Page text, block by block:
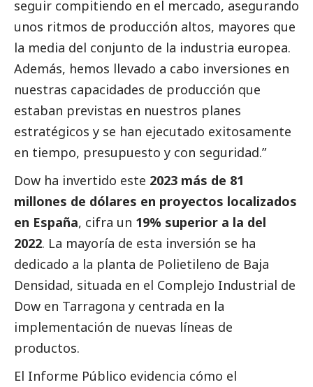
seguir compitiendo en el mercado, asegurando
unos ritmos de producción altos, mayores que
la media del conjunto de la industria europea.
Además, hemos llevado a cabo inversiones en
nuestras capacidades de producción que
estaban previstas en nuestros planes
estratégicos y se han ejecutado exitosamente
en tiempo, presupuesto y con seguridad.”
Dow ha invertido este 2023 más de 81
millones de dólares en proyectos localizados
en España, cifra un 19% superior a la del
2022. La mayoría de esta inversión se ha
dedicado a la planta de Polietileno de Baja
Densidad, situada en el Complejo Industrial de
Dow en Tarragona y centrada en la
implementación de nuevas líneas de
productos.
El Informe Público evidencia cómo el